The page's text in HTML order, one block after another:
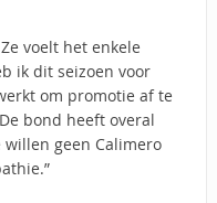
voelt het enkele
ik dit seizoen voor
om promotie af te
bond heeft overal
willen geen Calimero